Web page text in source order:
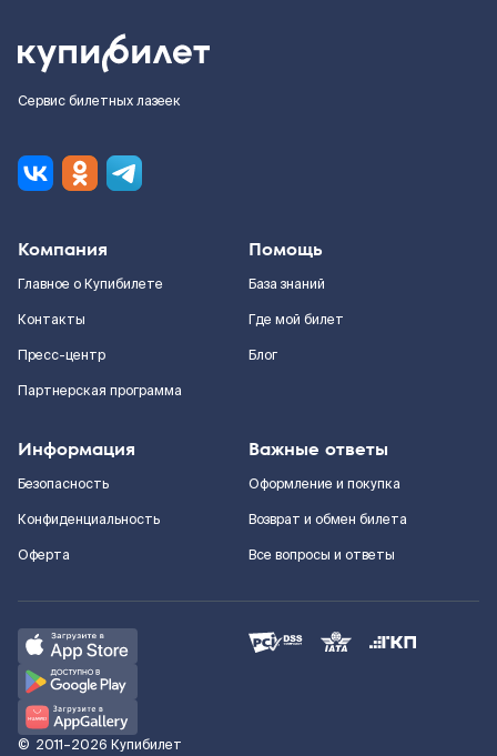
Сервис билетных лазеек
Компания
Главное о Купибилете
Контакты
Пресс-центр
Партнерская программа
Помощь
База знаний
Где мой билет
Блог
Информация
Безопасность
Конфиденциальность
Оферта
Важные ответы
Оформление и покупка
Возврат и обмен билета
Все вопросы и ответы
© 2011–2026 Купибилет